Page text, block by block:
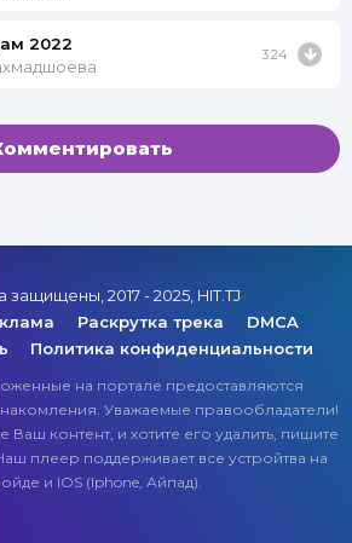
2022
3:24
защищены, 2017 - 2025, HIT.TJ
Раскрутка трека
DMCA
Политика конфиденциальности
на портале предоставляются
Уважаемые правообладатели!
Ваш контент, и хотите его удалить, пишите
плеер поддерживает все устройтва на
и IOS (Iphone, Айпад).